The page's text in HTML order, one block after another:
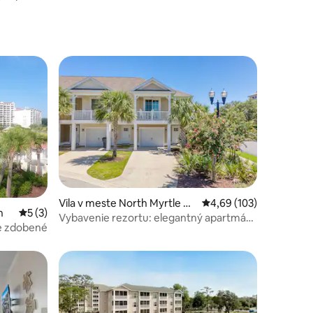
6
Priemerné ohodnotenie 5 z 5, počet hodnotení: 3
5 (3)
zdobené
Vila v meste North Myrtle Be
ach
Priemerné
4,69 (103)
Vybavenie rezortu: elegantný apartmán